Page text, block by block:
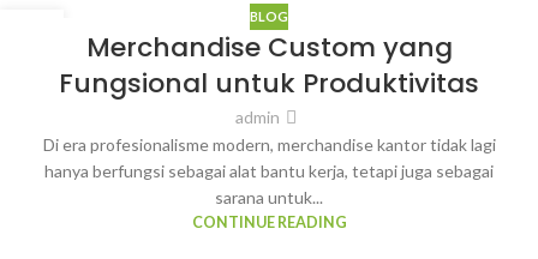
BLOG
Merchandise Custom yang
Fungsional untuk Produktivitas
admin
Di era profesionalisme modern, merchandise kantor tidak lagi
hanya berfungsi sebagai alat bantu kerja, tetapi juga sebagai
sarana untuk...
CONTINUE READING